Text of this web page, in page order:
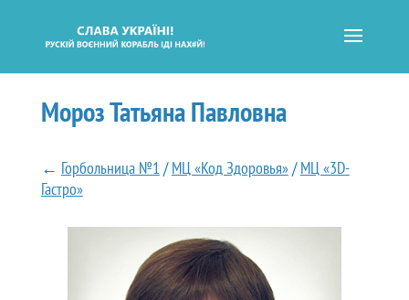
Мороз Татьяна Павловна
← Горбольница №1 /МЦ «Код Здоровья»/МЦ «3D-
Гастро»